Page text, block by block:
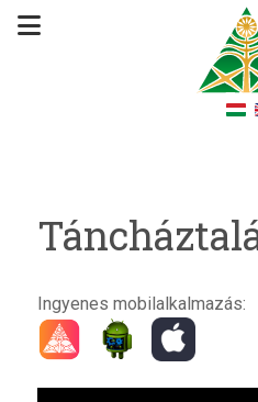
Ingyenes mobilalkalmazás: